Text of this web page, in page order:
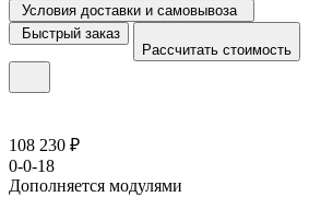
Условия доставки и самовывоза
Быстрый заказ
Рассчитать стоимость
108 230 ₽
0-0-18
Дополняется модулями